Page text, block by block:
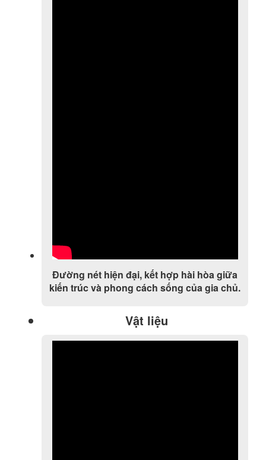
Đường nét hiện đại, kết hợp hài hòa giữa
kiến trúc và phong cách sống của gia chủ.
Vật liệu